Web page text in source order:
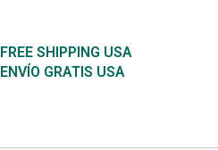
FREE SHIPPING USA
ENVÍO GRATIS USA